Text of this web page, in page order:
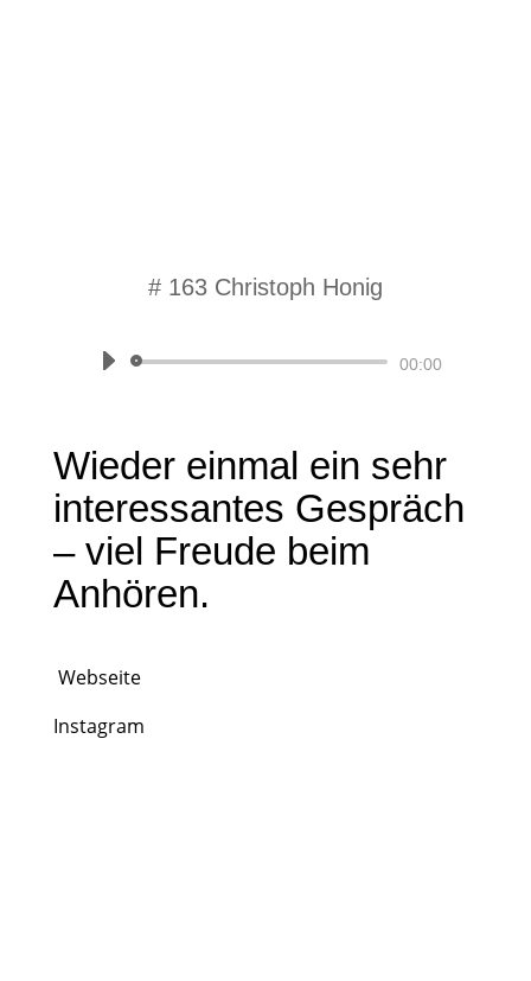
# 163 Christoph Honig
Audio-
00:00
Wieder einmal ein sehr
interessantes Gespräch
– viel Freude beim
Anhören.
Webseite
Instagram